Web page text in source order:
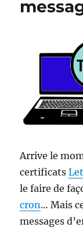
Arrive le
certificats
le faire de
cron… Mais
messages